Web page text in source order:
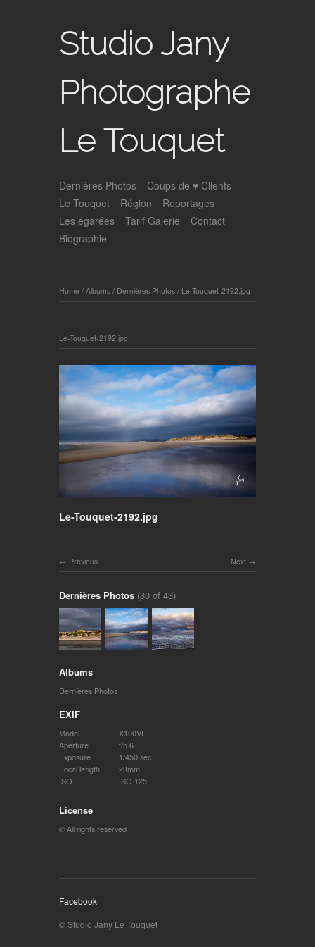
Studio Jany
Photographe
Le Touquet
Dernières Photos
Coups de ♥ Clients
Le Touquet
Région
Reportages
Les égarées
Tarif Galerie
Contact
Biographie
Home / Albums / Dernières Photos / Le-Touquet-2192.jpg
Le-Touquet-2192.jpg
Le-Touquet-2192.jpg
Next
Previous
Dernières Photos (30 of 43)
Albums
Dernières Photos
EXIF
Model
X100VI
Aperture
f/5.6
Exposure
1/450 sec
Focal length
23mm
ISO
ISO 125
License
© All rights reserved
Facebook
© Studio Jany Le Touquet